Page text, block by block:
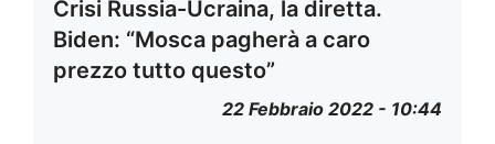
Crisi Russia-Ucraina, la diretta.
Biden: “Mosca pagherà a caro
prezzo tutto questo”
22 Febbraio 2022 - 10:44